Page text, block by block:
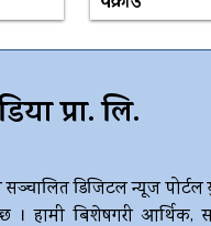
प्रा. लि.
सञ्चालित डिजिटल न्यूज
। हामी बिशेषगरी